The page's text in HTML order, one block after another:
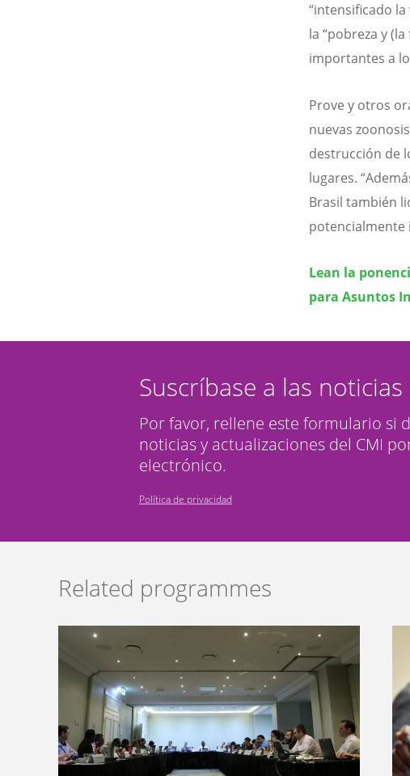
“intensificado
la “pobreza y
importantes a
Prove y otros
nuevas
destrucción de
lugares.
Brasil también
potencialmente
Lean la
para Asuntos
Suscríbase a las noticias
Por favor, rellene este formulario si
noticias y actualizaciones del CMI
electrónico.
Política de privacidad
Related programmes